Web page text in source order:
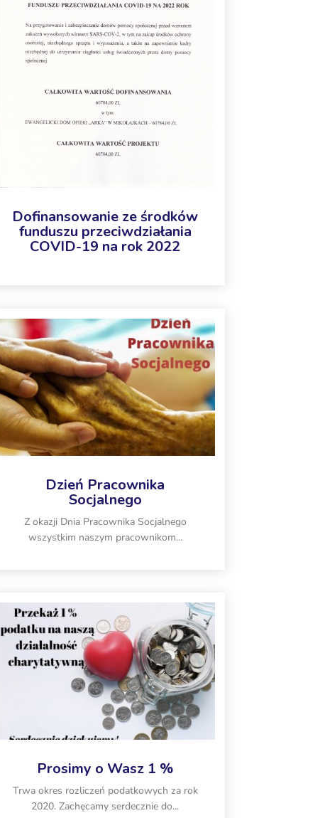
Dofinansowanie ze środków
funduszu przeciwdziałania
COVID-19 na rok 2022
Dzień Pracownika
Socjalnego
Z okazji Dnia Pracownika Socjalnego
wszystkim naszym pracownikom...
Prosimy o Wasz 1 %
Trwa okres rozliczeń podatkowych za rok
2020. Zachęcamy serdecznie do...